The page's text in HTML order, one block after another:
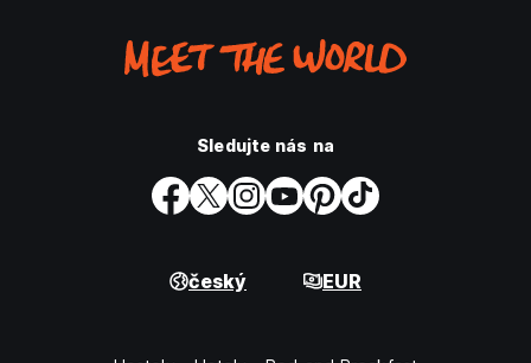
Sledujte nás na
český EUR